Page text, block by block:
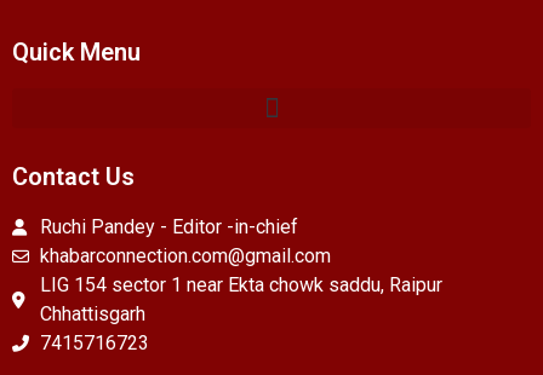
Quick Menu
Contact Us
Ruchi Pandey - Editor -in-chief
khabarconnection.com@gmail.com
LIG 154 sector 1 near Ekta chowk saddu, Raipur
Chhattisgarh
7415716723